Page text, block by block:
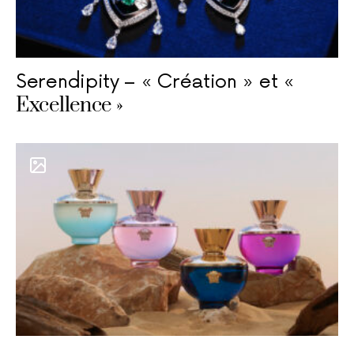
Serendipity – « Création » et «
Excellence »